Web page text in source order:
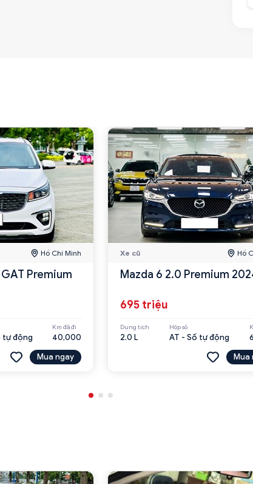
Hồ Chí Minh
Premium
tự động
Km đã đi
40,000
Mua ngay
Xe cũ Hồ
Mazda 6 2.0 Premium
695 triệu
Dung tích
2.0 L
Hộp số
AT - Số tự động
Mua